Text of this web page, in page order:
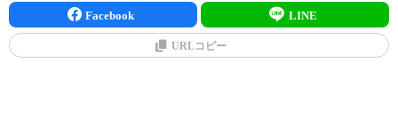
Facebook LINE
URLコピー